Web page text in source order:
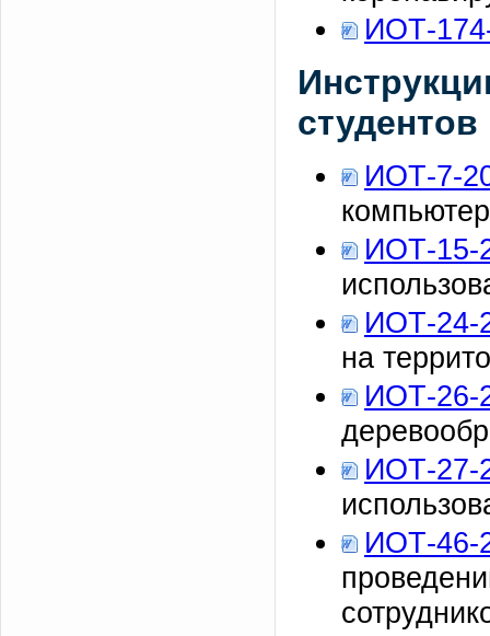
ИОТ-
студентов
ИОТ-7-
ИОТ-15-
ИОТ-24-
на
ИОТ-26-
ИОТ-27-
ИОТ-46-